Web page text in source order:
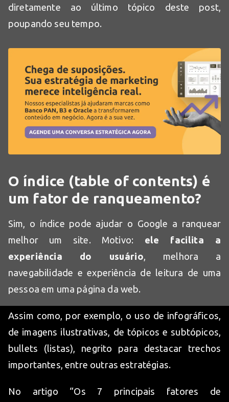
diretamente ao último tópico deste post,
poupando seu tempo.
O índice (table of contents) é
um fator de ranqueamento?
Sim, o índice pode ajudar o Google a ranquear
melhor um site. Motivo: ele facilita a
experiência do usuário, melhora a
navegabilidade e experiência de leitura de uma
pessoa em uma página da web.
Assim como, por exemplo, o uso de infográficos,
de imagens ilustrativas, de tópicos e subtópicos,
bullets (listas), negrito para destacar trechos
importantes, entre outras estratégias.
No artigo “Os 7 principais fatores de